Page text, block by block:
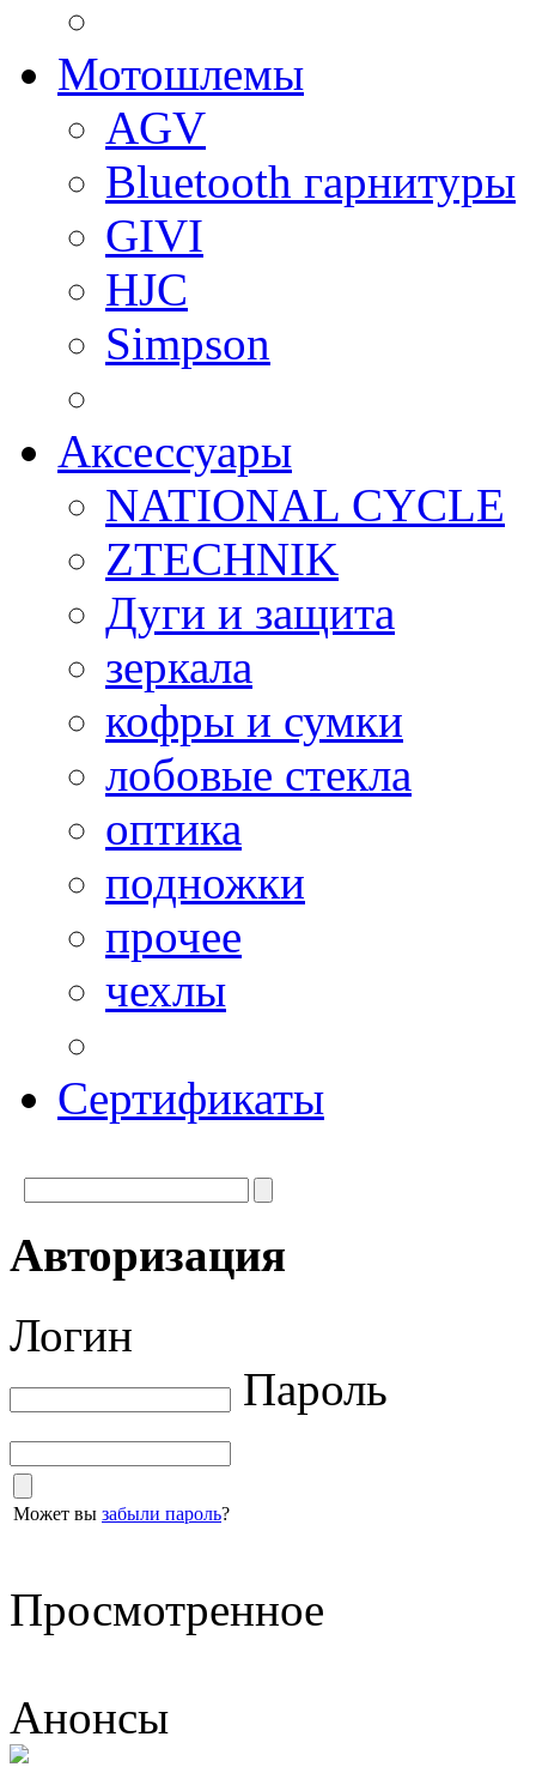
Мотошлемы
AGV
Bluetooth гарнитуры
GIVI
HJC
Simpson
Аксессуары
NATIONAL CYCLE
ZTECHNIK
Дуги и защита
зеркала
кофры и сумки
лобовые стекла
оптика
подножки
прочее
чехлы
Сертификаты
Авторизация
Логин
Пароль
Может вы забыли пароль?
Просмотренное
Анонсы